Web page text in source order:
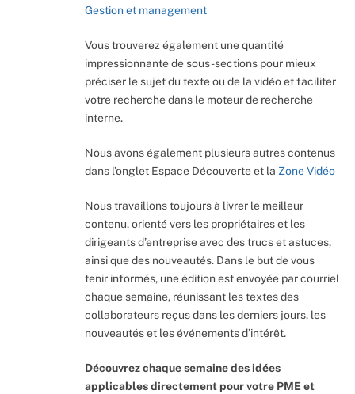
Gestion et management
Vous trouverez également une quantité
impressionnante de sous-sections pour mieux
préciser le sujet du texte ou de la vidéo et faciliter
votre recherche dans le moteur de recherche
interne.
Nous avons également plusieurs autres contenus
dans l’onglet Espace Découverte et la Zone Vidéo
Nous travaillons toujours à livrer le meilleur
contenu, orienté vers les propriétaires et les
dirigeants d’entreprise avec des trucs et astuces,
ainsi que des nouveautés. Dans le but de vous
tenir informés, une édition est envoyée par courriel
chaque semaine, réunissant les textes des
collaborateurs reçus dans les derniers jours, les
nouveautés et les événements d’intérêt.
Découvrez chaque semaine des idées
applicables directement pour votre PME et